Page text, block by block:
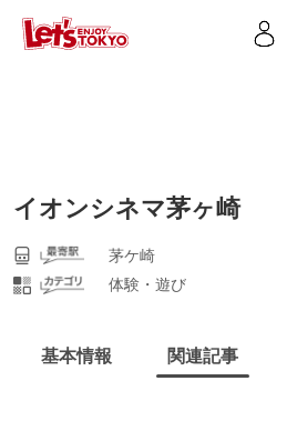
イオンシネマ茅ヶ崎
茅ケ崎
体験・遊び
基本情報 関連記事